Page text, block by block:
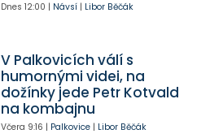
Dnes 12:00 | Návsí| Libor Běčák
V Palkovicích válí s
humornými videi, na
dožínky jede Petr Kotvald
na kombajnu
Včera 9:16 | Palkovice| Libor Běčák